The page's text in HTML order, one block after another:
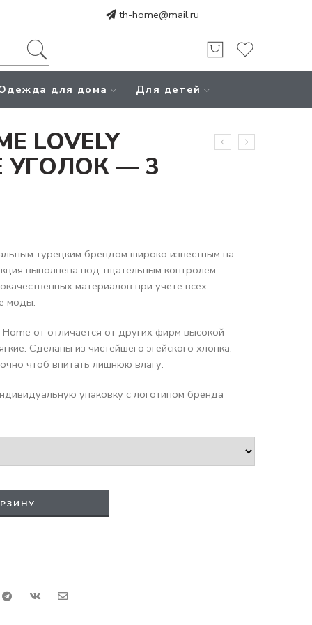
th-home@mail.ru
для дома Для детей
LOVELY
— 3
турецким брендом широко известным на
выполнена под тщательным контролем
материалов при учете всех
моды.
от отличается от других фирм высокой
Сделаны из чистейшего эгейского хлопка.
чтоб впитать лишнюю влагу.
упаковку с логотипом бренда